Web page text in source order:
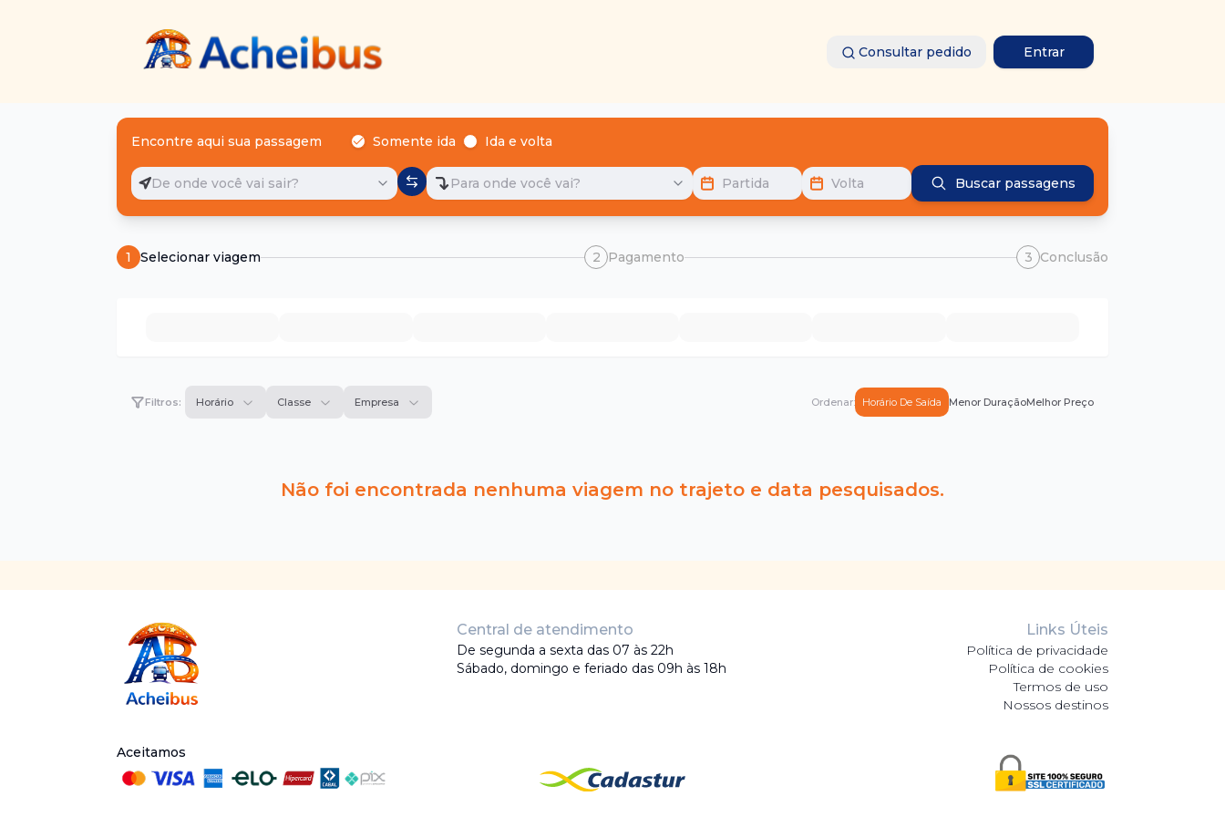
Consultar pedido Entrar
Encontre aqui sua passagem Somente ida Ida e volta
De onde você vai sair? Para onde você vai? Partida Volta Buscar passagens
1 Selecionar viagem 2 Pagamento 3 Conclusão
Filtros: Horário Classe Empresa Ordenar: Horário De Saída Menor DuraçãoMelhor Preço
Não foi encontrada nenhuma viagem no trajeto e data pesquisados.
Central de atendimento
De segunda a sexta das 07 às 22h
Sábado, domingo e feriado das 09h às 18h
Links Úteis
Política de privacidade
Política de cookies
Termos de uso
Nossos destinos
Aceitamos